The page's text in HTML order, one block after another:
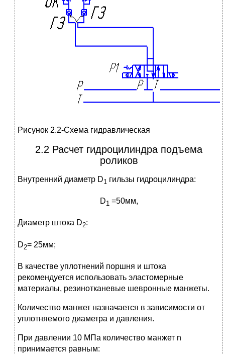
Рисунок 2.2-Схема гидравлическая
2.2 Расчет гидроцилиндра подъема
роликов
Внутренний диаметр D1 гильзы гидроцилиндра:
D1 =50мм,
Диаметр штока D2:
D2= 25мм;
В качестве уплотнений поршня и штока
рекомендуется использовать эластомерные
материалы, резинотканевые шевронные манжеты.
Количество манжет назначается в зависимости от
уплотняемого диаметра и давления.
При давлении 10 МПа количество манжет n
принимается равным: